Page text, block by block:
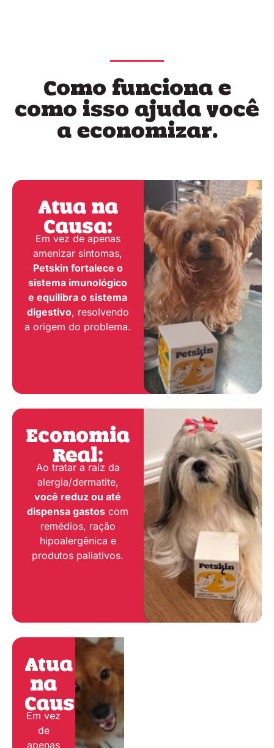
Como funciona e
como isso ajuda você
a economizar.
Atua na
Causa:
Em vez de apenas
amenizar sintomas,
Petskin fortalece o
sistema imunológico
e equilibra o sistema
digestivo, resolvendo
a origem do problema.
Economia
Real:
Ao tratar a raiz da
alergia/dermatite,
você reduz ou até
dispensa gastos com
remédios, ração
hipoalergênica e
produtos paliativos.
Atua
na
Causa:
Em vez
de
apenas